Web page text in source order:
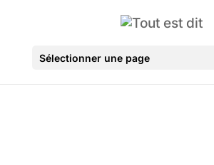
Sélectionner une page